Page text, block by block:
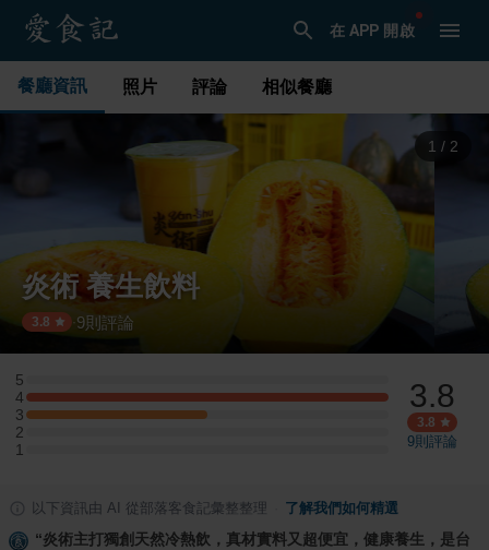
在 APP 開啟
餐廳資訊 照片 評論 相似餐廳
1 / 2
炎術 養生飲料
3.8 ·9則評論
5
5 星：0 則評論
4
4 星：2 則評論
3
3 星：1 則評論
2
2 星：0 則評論
1
1 星：0 則評論
3.8
3.8
9則評論
以下資訊由 AI 從部落客食記彙整整理 了解我們如何精選
“炎術主打獨創天然冷熱飲，真材實料又超便宜，健康養生，是台